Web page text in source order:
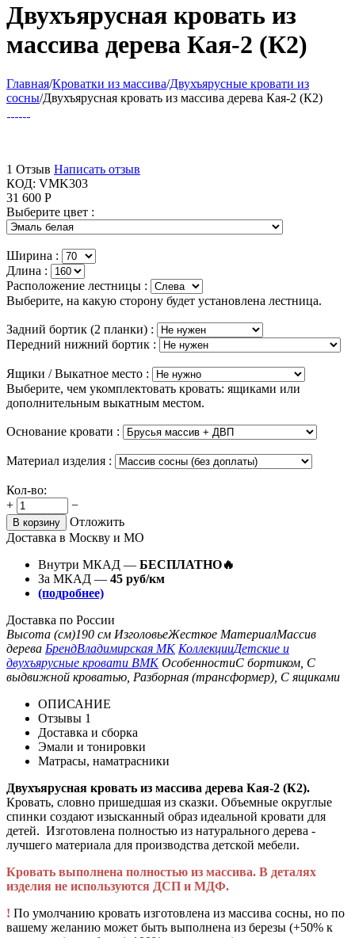
Двухъярусная кровать из
массива дерева Кая-2 (К2)
Главная/Кроватки из массива/Двухъярусные кровати из
сосны/Двухъярусная кровать из массива дерева Кая-2 (К2)
1 Отзыв Написать отзыв
КОД: VMK303
31 600 Р
Выберите цвет :
Ширина :
Длина :
Расположение лестницы :
Выберите, на какую сторону будет установлена лестница.
Задний бортик (2 планки) :
Передний нижний бортик :
Ящики / Выкатное место :
Выберите, чем укомплектовать кровать: ящиками или
дополнительным выкатным местом.
Основание кровати :
Материал изделия :
Кол-во:
+
−
В корзину
Отложить
Доставка в Москву и МО
Внутри МКАД — БЕСПЛАТНО🔥
За МКАД — 45 руб/км
(подробнее)
Доставка по России
Высота (см)190 см ИзголовьеЖесткое МатериалМассив
дерева БрендВладимирская МК КоллекцииДетские и
двухъярусные кровати ВМК ОсобенностиС бортиком, С
выдвижной кроватью, Разборная (трансформер), С ящиками
ОПИСАНИЕ
Отзывы 1
Доставка и сборка
Эмали и тонировки
Матрасы, наматрасники
Двухъярусная кровать из массива дерева Кая-2 (К2).
Кровать, словно пришедшая из сказки. Объемные округлые
спинки создают изысканный образ идеальной кровати для
детей. Изготовлена полностью из натурального дерева -
лучшего материала для производства детской мебели.
Кровать выполнена полностью из массива. В деталях
изделия не используются ДСП и МДФ.
! По умолчанию кровать изготовлена из массива сосны, но по
вашему желанию может быть выполнена из березы (+50% к